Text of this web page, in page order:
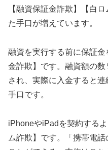
【融資保証金詐欺】【白
た手口が増えています。
融資を実行する前に保証
金詐欺】です。融資額の
され、実際に入金すると
手口です。
iPhoneやiPadを契約する
ム詐欺】です。「携帯電